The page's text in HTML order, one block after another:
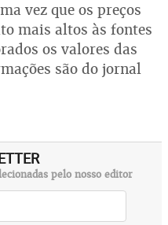
vez que os preços
mais altos às fontes
os valores das
são do jornal
pelo nosso editor